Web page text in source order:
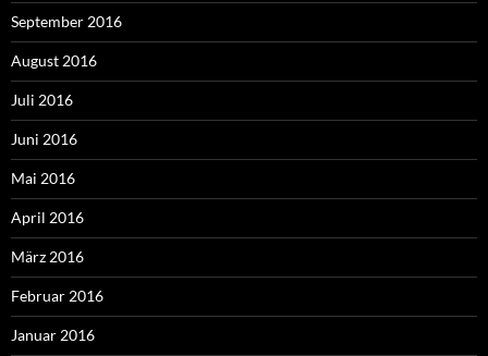
September 2016
August 2016
Juli 2016
Juni 2016
Mai 2016
April 2016
März 2016
Februar 2016
Januar 2016